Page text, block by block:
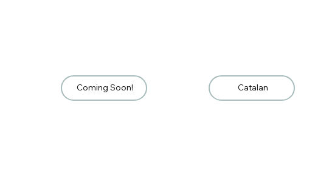
Coming Soon! Catalan